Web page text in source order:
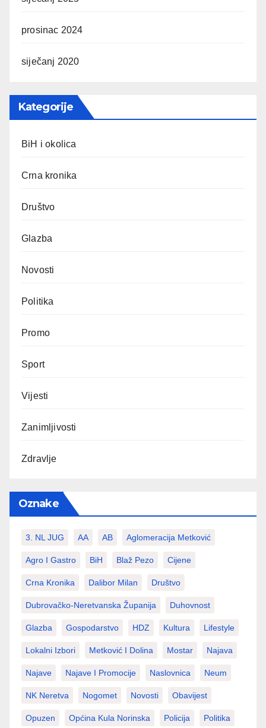
prosinac 2024
siječanj 2020
Kategorije
BiH i okolica
Crna kronika
Društvo
Glazba
Novosti
Politika
Promo
Sport
Vijesti
Zanimljivosti
Zdravlje
Oznake
3. NL JUG AA AB Aglomeracija Metković
Agro I Gastro BiH Blaž Pezo Cijene
Crna Kronika Dalibor Milan Društvo
Dubrovačko-Neretvanska Županija Duhovnost
Glazba Gospodarstvo HDZ Kultura Lifestyle
Lokalni Izbori Metković I Dolina Mostar Najava
Najave Najave I Promocije Naslovnica Neum
NK Neretva Nogomet Novosti Obavijest
Opuzen Općina Kula Norinska Policija Politika